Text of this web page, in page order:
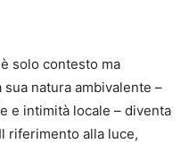
solo contesto ma
natura ambivalente –
e intimità locale – diventa
riferimento alla luce,